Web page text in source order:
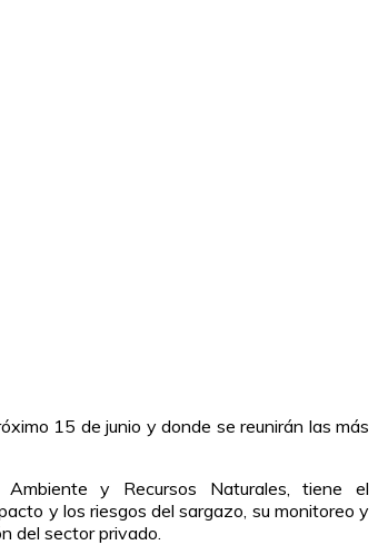
15 de junio y donde se reunirán las más
y Recursos Naturales , tiene el
y los riesgos del sargazo, su monitoreo y
del sector privado.